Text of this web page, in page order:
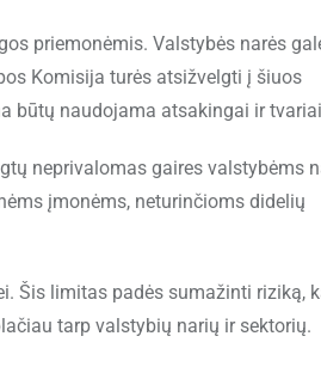
priemonėmis. Valstybės narės
Komisija turės atsižvelgti į šiuos
būtų naudojama atsakingai ir
neprivalomas gaires valstybėms
įmonėms, neturinčioms didelių
Šis limitas padės sumažinti riziką,
tarp valstybių narių ir sektorių.